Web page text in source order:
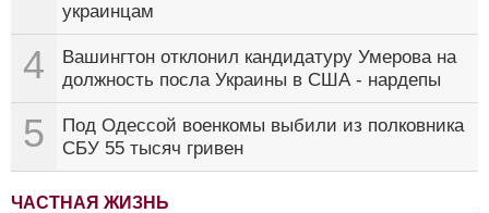
украинцам
4
Вашингтон отклонил кандидатуру Умерова на
должность посла Украины в США - нардепы
5
Под Одессой военкомы выбили из полковника
СБУ 55 тысяч гривен
ЧАСТНАЯ ЖИЗНЬ